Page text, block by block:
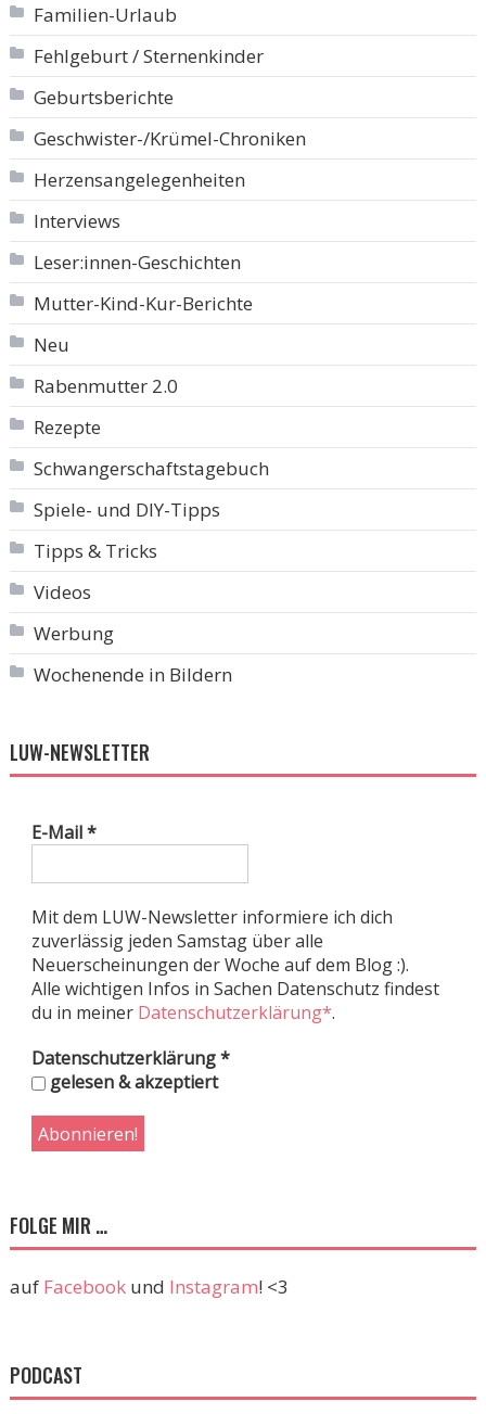
Familien-Urlaub
Fehlgeburt / Sternenkinder
Geburtsberichte
Geschwister-/Krümel-Chroniken
Herzensangelegenheiten
Interviews
Leser:innen-Geschichten
Mutter-Kind-Kur-Berichte
Neu
Rabenmutter 2.0
Rezepte
Schwangerschaftstagebuch
Spiele- und DIY-Tipps
Tipps & Tricks
Videos
Werbung
Wochenende in Bildern
LUW-NEWSLETTER
E-Mail*
Mit dem LUW-Newsletter informiere ich dich
zuverlässig jeden Samstag über alle
Neuerscheinungen der Woche auf dem Blog :).
Alle wichtigen Infos in Sachen Datenschutz findest
du in meiner Datenschutzerklärung*.
Datenschutzerklärung*
gelesen & akzeptiert
FOLGE MIR …
auf Facebookund Instagram! <3
PODCAST